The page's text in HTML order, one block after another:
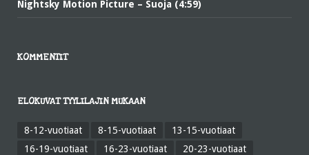
Nightsky Motion Picture – Suoja (4:59)
KOMMENTIT
ELOKUVAT TYYLILAJIN MUKAAN
8-12-vuotiaat 8-15-vuotiaat
13-15-vuotiaat
16-19-vuotiaat
16-23-vuotiaat
20-23-vuotiaat